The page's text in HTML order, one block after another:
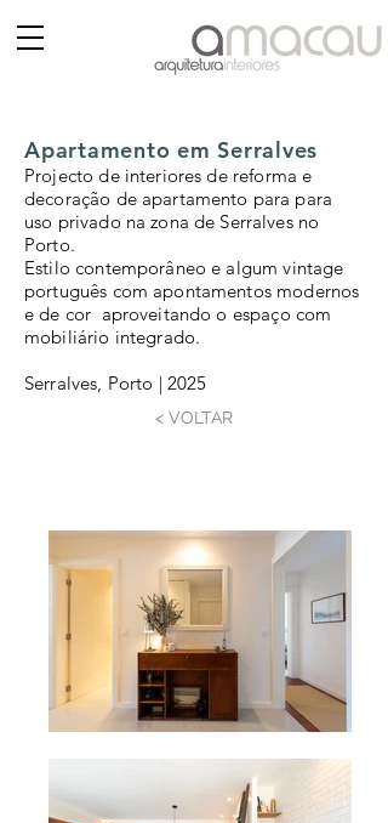
Apartamento em Serralves
Projecto de interiores de reforma e
decoração de apartamento para para
uso privado na zona de Serralves no
Porto.
Estilocontemporâneo e algum vintage
português com apontamentos modernos
e de cor aproveitando o espaço com
mobiliário integrado.
Serralves, Porto | 2025
< VOLTAR